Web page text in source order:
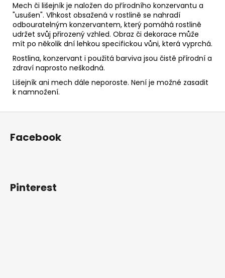
Mech či lišejník je naložen do přírodního konzervantu a
"usušen". Vlhkost obsažená v rostlině se nahradí
odbouratelným konzervantem, který pomáhá rostlině
udržet svůj přirozený vzhled. Obraz či dekorace může
mít po několik dní lehkou specifickou vůni, která vyprchá.
Rostlina, konzervant i použitá barviva jsou čistě přírodní a
zdraví naprosto neškodná.
Lišejník ani mech dále neporoste. Není je možné zasadit
k namnožení.
Z
Facebook
Pinterest